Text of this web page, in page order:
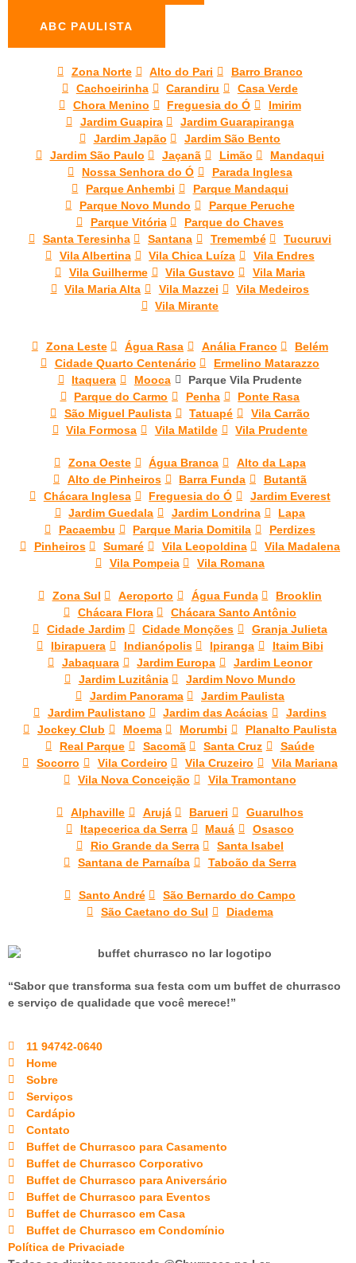
ABC PAULISTA
Zona Norte Alto do Pari
Barro Branco
Cachoeirinha
Carandiru
Casa Verde
Chora Menino
Freguesia do Ó
Imirim
Jardim Guapira
Jardim Guarapiranga
Jardim Japão
Jardim São Bento
Jardim São Paulo
Jaçanã Limão
Mandaqui
Nossa Senhora do Ó
Parada Inglesa
Parque Anhembi
Parque Mandaqui
Parque Novo Mundo
Parque Peruche
Parque Vitória
Parque do Chaves
Santa Teresinha
Santana Tremembé
Tucuruvi
Vila Albertina
Vila Chica Luíza
Vila Endres
Vila Guilherme
Vila Gustavo
Vila Maria
Vila Maria Alta
Vila Mazzei
Vila Medeiros
Vila Mirante
Zona Leste Água Rasa Anália Franco
Belém
Cidade Quarto Centenário
Ermelino Matarazzo
Itaquera
Mooca
Parque Vila Prudente
Parque do Carmo
Penha
Ponte Rasa
São Miguel Paulista
Tatuapé
Vila Carrão
Vila Formosa
Vila Matilde Vila Prudente
Zona Oeste Água Branca
Alto da Lapa
Alto de Pinheiros
Barra Funda
Butantã
Chácara Inglesa
Freguesia do Ó
Jardim Everest
Jardim Guedala
Jardim Londrina
Lapa
Pacaembu
Parque Maria Domitila
Perdizes
Pinheiros
Sumaré Vila Leopoldina
Vila Madalena
Vila Pompeia
Vila Romana
Zona Sul Aeroporto Água Funda
Brooklin
Chácara Flora
Chácara Santo Antônio
Cidade Jardim
Cidade Monções
Granja Julieta
Ibirapuera
Indianópolis Ipiranga
Itaim Bibi
Jabaquara
Jardim Europa
Jardim Leonor
Jardim Luzitânia
Jardim Novo Mundo
Jardim Panorama
Jardim Paulista
Jardim Paulistano
Jardim das Acácias
Jardins
Jockey Club
Moema Morumbi
Planalto Paulista
Real Parque
Sacomã Santa Cruz
Saúde
Socorro
Vila Cordeiro Vila Cruzeiro
Vila Mariana
Vila Nova Conceição
Vila Tramontano
Alphaville Arujá Barueri
Guarulhos
Itapecerica da Serra
Mauá
Osasco
Rio Grande da Serra
Santa Isabel
Santana de Parnaíba
Taboão da Serra
Santo André
São Bernardo do Campo
São Caetano do Sul
Diadema
“Sabor que transforma sua festa com um buffet de churrasco
e serviço de qualidade que você merece!”
11 94742-0640
Home
Sobre
Serviços
Cardápio
Contato
Buffet de Churrasco para Casamento
Buffet de Churrasco Corporativo
Buffet de Churrasco para Aniversário
Buffet de Churrasco para Eventos
Buffet de Churrasco em Casa
Buffet de Churrasco em Condomínio
Política de Privaciade